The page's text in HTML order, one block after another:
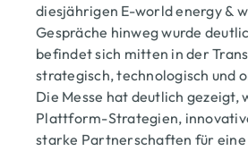
diesjährigen E-world energy &
Gespräche hinweg wurde
befindet sich mitten in der
strategisch, technologisch und
Die Messe hat deutlich gezeigt,
Plattform-Strategien,
starke Partnerschaften für